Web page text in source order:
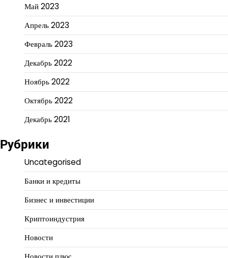
Май 2023
Апрель 2023
Февраль 2023
Декабрь 2022
Ноябрь 2022
Октябрь 2022
Декабрь 2021
Рубрики
Uncategorised
Банки и кредиты
Бизнес и инвестиции
Криптоиндустрия
Новости